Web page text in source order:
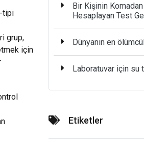
tipi
grup,
için
Bir Kişinin
Hesaplayan Test
Dünyanın en
Laboratuvar için su
Etiketler